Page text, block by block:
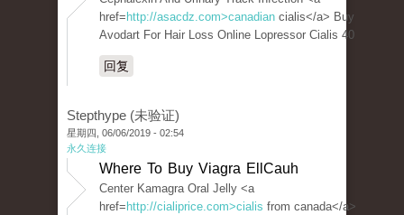
href= http://asacdz.com>canadian cialis</a> Buy
Avodart For Hair Loss Online Lopressor Cialis 40
回复
Stepthype (未验证)
星期四, 06/06/2019 - 02:54
永久连接
Where To Buy Viagra EllCauh
Center Kamagra Oral Jelly <a
href= http://cialiprice.com>cialis from canada</a>